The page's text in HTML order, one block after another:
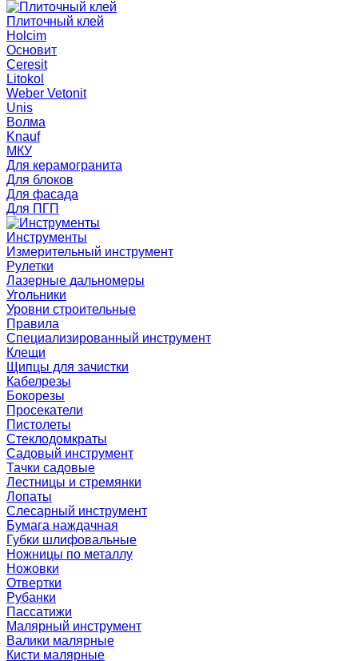
Плиточный клей
Holcim
Основит
Ceresit
Litokol
Weber Vetonit
Unis
Волма
Knauf
МКУ
Для керамогранита
Для блоков
Для фасада
Для ПГП
Инструменты
Измерительный инструмент
Рулетки
Лазерные дальномеры
Угольники
Уровни строительные
Правила
Специализированный инструмент
Клещи
Щипцы для зачистки
Кабелрезы
Бокорезы
Просекатели
Пистолеты
Стеклодомкраты
Садовый инструмент
Тачки садовые
Лестницы и стремянки
Лопаты
Слесарный инструмент
Бумага наждачная
Губки шлифовальные
Ножницы по металлу
Ножовки
Отвертки
Рубанки
Пассатижи
Малярный инструмент
Валики малярные
Кисти малярные